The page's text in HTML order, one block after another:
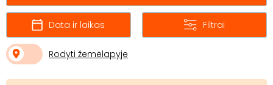
Data ir laikas Filtrai
Rodyti žemėlapyje